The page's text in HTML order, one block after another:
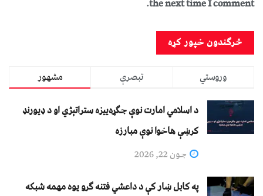
the next time I comment.
مشهور تبصرې
وروستي
د اسلامي امارت نوې جګړه‌ییزه ستراتېژي او د ډیورنډ
کرښې هاخوا نوې مبارزه
جون 22, 2026
په کابل ښار کې د داعشي فتنه ګرو يوه مهمه شبکه